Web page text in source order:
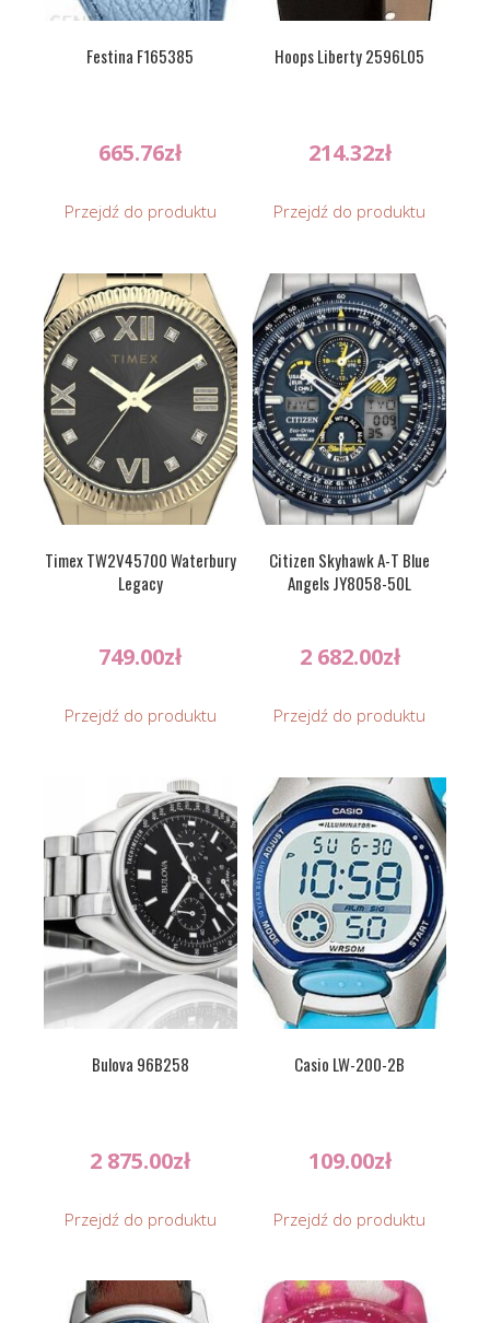
Festina F165385
665.76zł
Przejdź do produktu
Hoops Liberty 2596L05
214.32zł
Przejdź do produktu
Timex TW2V45700 Waterbury
Legacy
749.00zł
Przejdź do produktu
Citizen Skyhawk A-T Blue
Angels JY8058-50L
2 682.00zł
Przejdź do produktu
Bulova 96B258
2 875.00zł
Przejdź do produktu
Casio LW-200-2B
109.00zł
Przejdź do produktu